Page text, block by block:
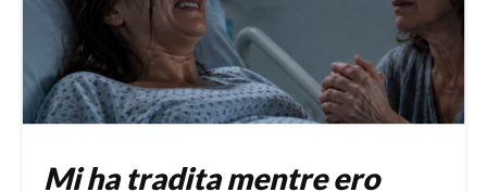
Mi ha tradita mentre ero